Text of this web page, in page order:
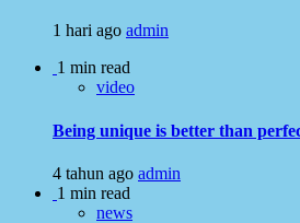
1 hari ago admin
1 min read
video
Being unique is better than
4 tahun ago admin
1 min read
news